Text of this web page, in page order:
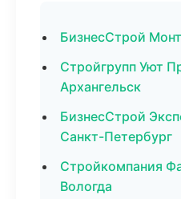
БизнесСтрой
Стройгрупп Уют
Архангельск
БизнесСтрой
Санкт-Петербург
Стройкомпания
Вологда